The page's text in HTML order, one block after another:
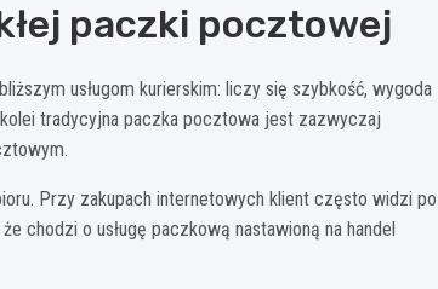
paczki pocztowej
usługom kurierskim: liczy się szybkość, wygoda
tradycyjna paczka pocztowa jest zazwyczaj
Przy zakupach internetowych klient często widzi po
chodzi o usługę paczkową nastawioną na handel